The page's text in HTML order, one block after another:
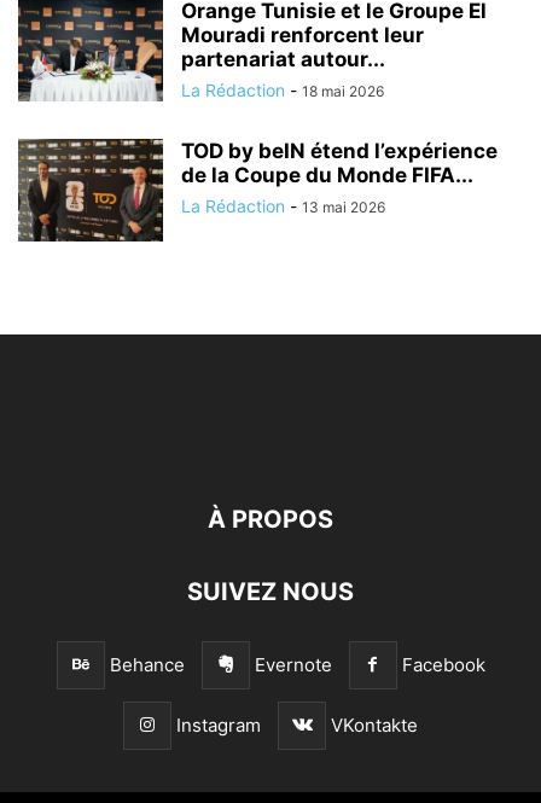
Orange Tunisie et le Groupe El
Mouradi renforcent leur
partenariat autour...
La Rédaction - 18 mai 2026
TOD by beIN étend l’expérience
de la Coupe du Monde FIFA...
La Rédaction - 13 mai 2026
À PROPOS
SUIVEZ NOUS
Behance Evernote Facebook
Instagram VKontakte